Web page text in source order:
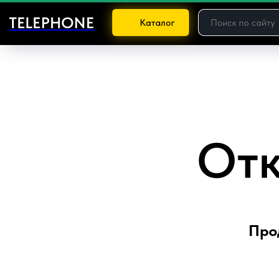
TELEPHONE Каталог